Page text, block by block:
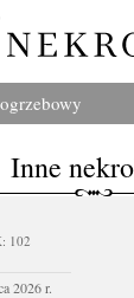
Inne
102
2026 r.